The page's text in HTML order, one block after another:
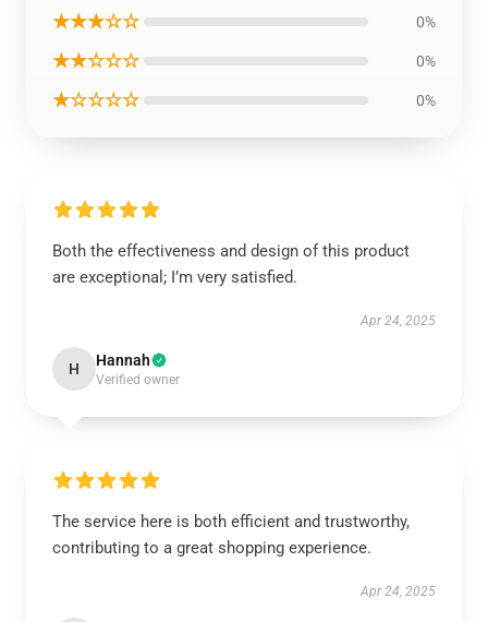
★★★☆☆ 0%
★★☆☆☆ 0%
★☆☆☆☆ 0%
Both the effectiveness and design of this product
are exceptional; I’m very satisfied.
Apr 24, 2025
H Hannah
Verified owner
The service here is both efficient and trustworthy,
contributing to a great shopping experience.
Apr 24, 2025